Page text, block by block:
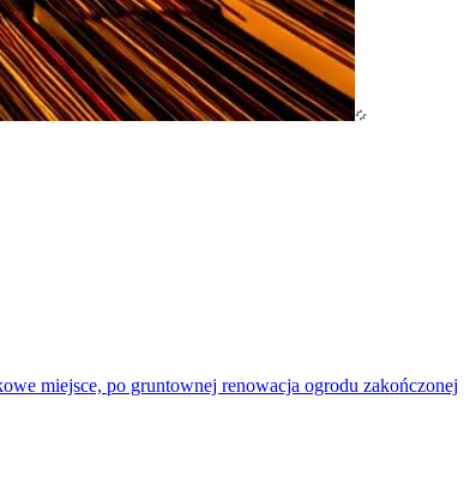
miejsce, po gruntownej renowacja ogrodu zakończonej